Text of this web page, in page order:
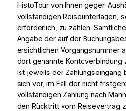
HistoTour von Ihnen gegen
vollständigen Reiseunterlagen,
erforderlich, zu zahlen.
Angabe der auf der
ersichtlichen Vorgangsnummer
dort genannte Kontoverbindung
ist jeweils der Zahlungseingang
sich vor, im Fall der nicht
vollständigen Zahlung nach
den Rücktritt vom Reisevertrag